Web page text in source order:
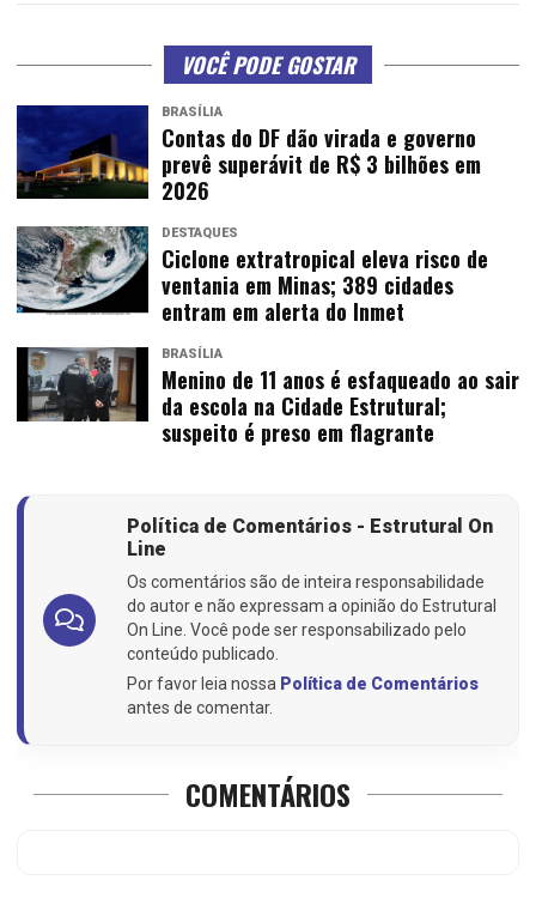
VOCÊ PODE GOSTAR
BRASÍLIA
Contas do DF dão virada e governo
prevê superávit de R$ 3 bilhões em
2026
DESTAQUES
Ciclone extratropical eleva risco de
ventania em Minas; 389 cidades
entram em alerta do Inmet
BRASÍLIA
Menino de 11 anos é esfaqueado ao sair
da escola na Cidade Estrutural;
suspeito é preso em flagrante
Política de Comentários - Estrutural On
Line
Os comentários são de inteira responsabilidade
do autor e não expressam a opinião do Estrutural
On Line. Você pode ser responsabilizado pelo
conteúdo publicado.
Por favor leia nossa Política de Comentários
antes de comentar.
COMENTÁRIOS